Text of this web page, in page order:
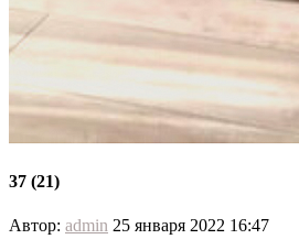
37 (21)
Автор: admin 25 января 2022 16:47